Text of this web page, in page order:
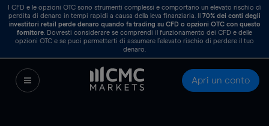
I CFD e le opzioni OTC sono strumenti complessi e comportano un elevato rischio di
perdita di denaro in tempi rapidi a causa della leva finanziaria. Il 70%dei conti degli
investitori retail perde denaro quando fa trading su CFD o opzioni OTC con questo
fornitore. Dovresti considerare se comprendi il funzionamento dei CFD e delle
opzioni OTC e se puoi permetterti di assumere l’elevato rischio di perdere il tuo
denaro.
Apri un conto